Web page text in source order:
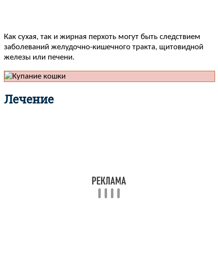
Как сухая, так и жирная перхоть могут быть следствием
заболеваний желудочно-кишечного тракта, щитовидной
железы или печени.
Лечение